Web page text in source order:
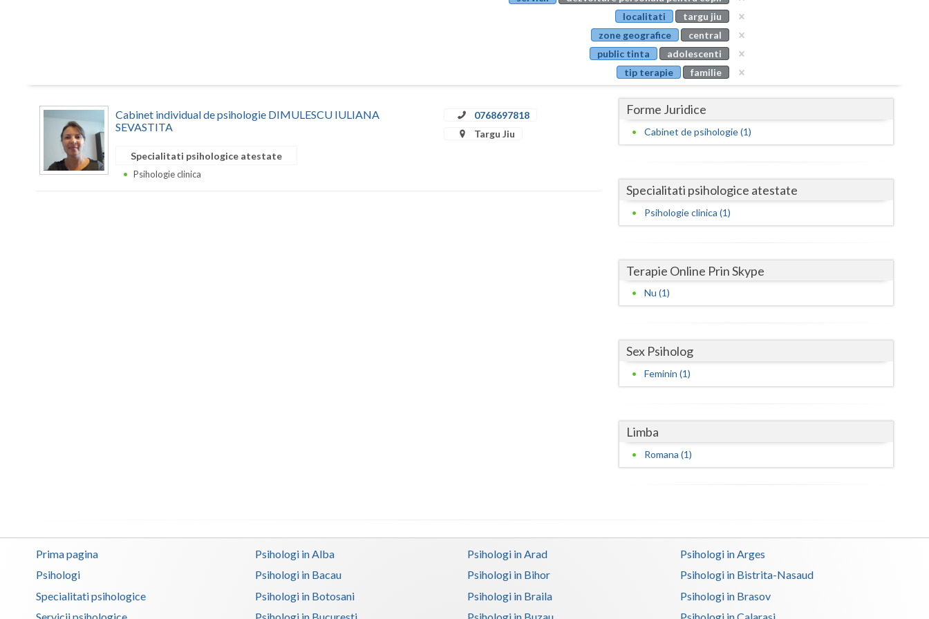
Buzau
Calarasi
Caras-Severin
Covasna
Dolj
Galati
Giurgiu
Gorj
Hunedoara
Ilfov
Olt
Salaj
localitati
targu jiu
zone geografice
central
public tinta
adolescenti
tip terapie
familie
Cabinet individual de psihologie DIMULESCU IULIANA
SEVASTITA
0768697818
Targu Jiu
Specialitati psihologice atestate
Psihologie clinica
Forme Juridice
Cabinet de psihologie (1)
Specialitati psihologice atestate
Psihologie clinica (1)
Terapie Online Prin Skype
Nu (1)
Sex Psiholog
Feminin (1)
Limba
Romana (1)
Prima pagina
Psihologi
Specialitati psihologice
Psihologi in Alba Psihologi in Arad
Psihologi in Arges
Psihologi in Bacau
Psihologi in Bihor
Psihologi in Bistrita-Nasaud
Psihologi in Botosani
Psihologi in Braila
Psihologi in Brasov